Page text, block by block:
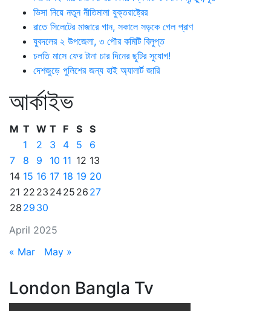
ভিসা নিয়ে নতুন নীতিমালা যুক্তরাষ্ট্রের
রাতে সিলেটের মাজারে গান, সকালে সড়কে গেল প্রাণ
যুবদলের ২ উপজেলা, ৩ পৌর কমিটি বিলুপ্ত
চলতি মাসে ফের টানা চার দিনের ছুটির সুযোগ!
দেশজুড়ে পুলিশের জন্য হাই অ্যালার্ট জারি
আর্কাইভ
April 2025
M T W T F S S
1
2 3 4 5
6
7
8 9 10 11 12 13
14 15 16 17 18 19 20
21 22 23 2425 26 27
28 29 30
« Mar May »
London Bangla Tv